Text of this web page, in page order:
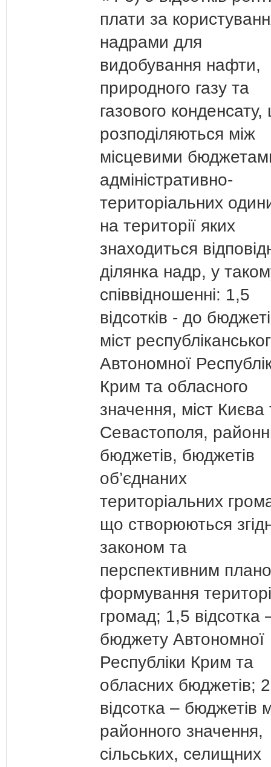
плати за
надрами для
видобування нафти,
природного газу та
газового
розподіляються між
місцевими
адміністративно-
територіальних
на території яких
знаходиться
ділянка надр, у
співвідношенні: 1,5
відсотків - до
міст
Автономної
Крим та обласного
значення, міст Києва
Севастополя,
бюджетів, бюджетів
об’єднаних
територіальних
що створюються
законом та
перспективним
формування
громад; 1,5 відсотка
бюджету Автономної
Республіки Крим та
обласних бюджетів; 2
відсотка – бюджетів
районного значення,
сільських, селищних